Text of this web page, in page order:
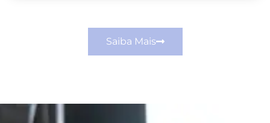
Saiba Mais